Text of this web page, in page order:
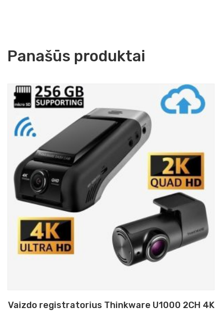
Panašūs produktai
Vaizdo registratorius Thinkware U1000 2CH 4K